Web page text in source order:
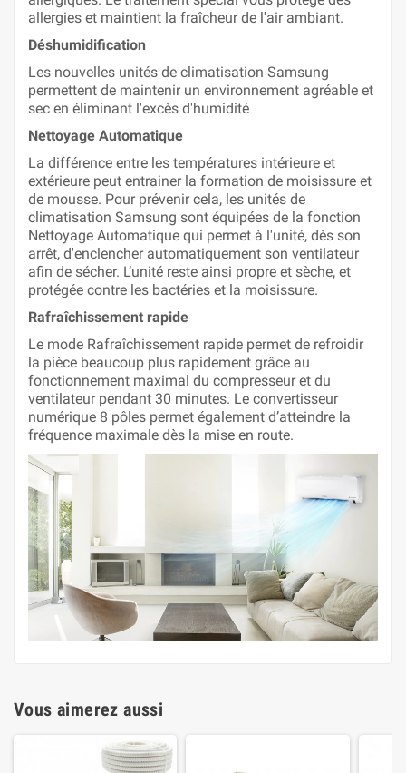
allergies et maintient la fraîcheur de l'air ambiant.
Déshumidification
Les nouvelles unités de climatisation Samsung
permettent de maintenir un environnement agréable et
sec en éliminant l'excès d'humidité
Nettoyage Automatique
La différence entre les températures intérieure et
extérieure peut entrainer la formation de moisissure et
de mousse. Pour prévenir cela, les unités de
climatisation Samsung sont équipées de la fonction
Nettoyage Automatique qui permet à l'unité, dès son
arrêt, d'enclencher automatiquement son ventilateur
afin de sécher. L’unité reste ainsi propre et sèche, et
protégée contre les bactéries et la moisissure.
Rafraîchissement rapide
Le mode Rafraîchissement rapide permet de refroidir
la pièce beaucoup plus rapidement grâce au
fonctionnement maximal du compresseur et du
ventilateur pendant 30 minutes. Le convertisseur
numérique 8 pôles permet également d’atteindre la
fréquence maximale dès la mise en route.
Vous aimerez aussi